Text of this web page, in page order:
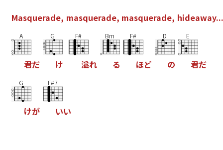
Masquerade, masquerade, masquerade, hideaway...
A
君だ
G
け
F#
溢れ
Bm
る
F#
ほど
D
の
E
君だ
G
けが
F#7
いい